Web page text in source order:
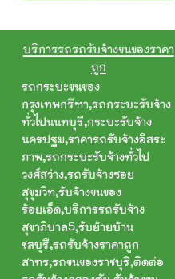
บริการรถรถรับจ้างขนของราคา
ถูก
รถกระบะขนของ
กรุงเทพกรีฑา,รถกระบะรับจ้าง
ทั่วไปนนทบุรี,กระบะรับจ้าง
นครปฐม,ราคารถรับจ้างอิสระ
ภาพ,รถกระบะรับจ้างทั่วไป
วงศ์สว่าง,รถรับจ้างซอย
สุขุมวิท,รับจ้างขนของ
ร้อยเอ็ด,บริการรถรับจ้าง
สุขาภิบาล5,รับย้ายบ้าน
ชลบุรี,รถรับจ้างราคาถูก
สาทร,รถขนของราชบุรี,ติดต่อ